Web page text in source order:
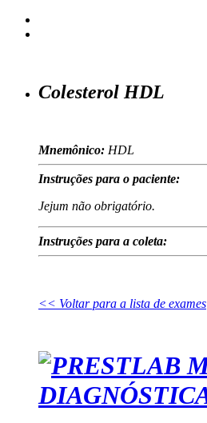
Colesterol HDL
Mnemônico: HDL
Instruções para o paciente:
Jejum não obrigatório.
Instruções para a coleta:
<< Voltar para a lista de exames